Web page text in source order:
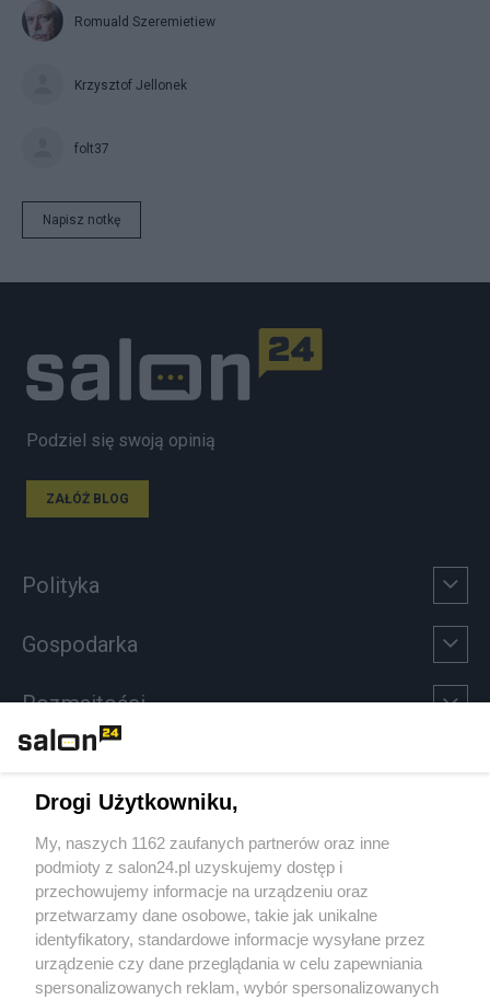
Romuald Szeremietiew
Krzysztof Jellonek
folt37
Napisz notkę
Podziel się swoją opinią
ZAŁÓŻ BLOG
Polityka
Gospodarka
Rozmaitości
Sport
Społeczeństwo
Kultura
Drogi Użytkowniku,
My, naszych 1162 zaufanych partnerów oraz inne
podmioty z salon24.pl uzyskujemy dostęp i
przechowujemy informacje na urządzeniu oraz
przetwarzamy dane osobowe, takie jak unikalne
identyfikatory, standardowe informacje wysyłane przez
urządzenie czy dane przeglądania w celu zapewniania
spersonalizowanych reklam, wybór spersonalizowanych